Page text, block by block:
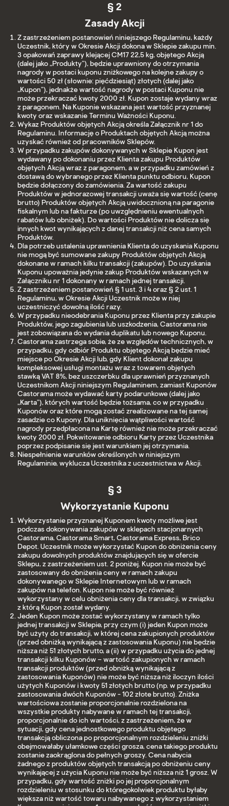
§ 2
Zasady Akcji
Z zastrzeżeniem postanowień niniejszego Regulaminu, każdy
Uczestnik, który w Okresie Akcji dokona w Sklepie zakupu min.
3 opakowań zaprawy klejącej CM17 22,5 kg, objętego Akcją
(dalej jako „Produkty”), będzie uprawniony do otrzymania
nagrody w postaci kuponu zniżkowego na kolejne zakupy o
wartości 50 zł (słownie: pięćdziesiąt) złotych (dalej jako
„Kupon”), jednakże wartość nagrody w postaci Kuponu nie
może przekraczać kwoty 2000 zł. Kupon zostaje wydany wraz
z paragonem. Na Kuponie wskazana jest wartość przyznanej
kwoty oraz wskazanie Terminu Ważności Kuponu.
Wykaz Produktów objętych Akcją określa Załącznik nr 1 do
Regulaminu. Informację o Produktach objętych Akcją można
uzyskać również od pracowników Sklepów.
W przypadku zakupów dokonywanych w Sklepie Kupon jest
wydawany po dokonaniu przez Klienta zakupu Produktów
objętych Akcją wraz z paragonem, a w przypadku zamówień z
dostawą do wybranego przez Klienta punktu odbioru, Kupon
będzie dołączony do zamówienia. Za wartość zakupu
Produktów w jednorazowej transakcji uważa się wartość (cenę
brutto) Produktów objętych Akcją uwidocznioną na paragonie
fiskalnym lub na fakturze (po uwzględnieniu ewentualnych
rabatów lub obniżek). Do wartości Produktów nie dolicza się
innych kwot wynikających z danej transakcji niż cena samych
Produktów.
Dla potrzeb ustalenia uprawnienia Klienta do uzyskania Kuponu
nie mogą być sumowane zakupy Produktów objętych Akcją
dokonane w ramach kilku transakcji (zakupów). Do uzyskania
Kuponu upoważnia jedynie zakup Produktów wskazanych w
Załączniku nr 1 dokonany w ramach jednej transakcji.
Z zastrzeżeniem postanowień § 1 ust. 3 i 4 oraz § 2 ust. 1
Regulaminu, w Okresie Akcji Uczestnik może w niej
uczestniczyć dowolną ilość razy.
W przypadku nieodebrania Kuponu przez Klienta przy zakupie
Produktów, jego zagubienia lub uszkodzenia, Castorama nie
jest zobowiązana do wydania duplikatu lub nowego Kuponu.
Castorama zastrzega sobie, że ze względów technicznych, w
przypadku, gdy odbiór Produktu objętego Akcją będzie mieć
miejsce po Okresie Akcji lub, gdy Klient dokonał zakupu
kompleksowej usługi montażu wraz z towarem objętych
stawką VAT 8%, bez uszczerbku dla uprawnień przyznanych
Uczestnikom Akcji niniejszym Regulaminem, zamiast Kuponów
Castorama może wydawać karty podarunkowe (dalej jako
„Karta”), których wartość będzie tożsama, co w przypadku
Kuponów oraz które mogą zostać zrealizowane na tej samej
zasadzie co Kupony. Dla uniknięcia wątpliwości wartość
nagrody przedpłacona na Kartę również nie może przekraczać
kwoty 2000 zł. Pokwitowanie odbioru Karty przez Uczestnika
poprzez podpisanie się jest warunkiem jej otrzymania.
Niespełnienie warunków określonych w niniejszym
Regulaminie, wyklucza Uczestnika z uczestnictwa w Akcji.
§ 3
Wykorzystanie Kuponu
Wykorzystanie przyznanej Kuponem kwoty możliwe jest
podczas dokonywania zakupów w sklepach stacjonarnych
Castorama, Castorama Smart, Castorama Express, Brico
Depot. Uczestnik może wykorzystać Kupon do obniżenia ceny
zakupu dowolnych produktów znajdujących się w ofercie
Sklepu, z zastrzeżeniem ust. 2 poniżej. Kupon nie może być
zastosowany do obniżenia ceny w ramach zakupu
dokonywanego w Sklepie Internetowym lub w ramach
zakupów na telefon. Kupon nie może być również
wykorzystany w celu obniżenia ceny dla transakcji, w związku
z którą Kupon został wydany.
Jeden Kupon może zostać wykorzystany w ramach tylko
jednej transakcji w Sklepie, przy czym (i) jeden Kupon może
być użyty do transakcji, w której cena zakupionych produktów
(przed obniżką wynikającą z zastosowania Kuponu) nie będzie
niższa niż 51 złotych brutto, a (ii) w przypadku użycia do jednej
transakcji kilku Kuponów – wartość zakupionych w ramach
transakcji produktów (przed obniżką wynikającą z
zastosowania Kuponów) nie może być niższa niż iloczyn ilości
użytych Kuponów i kwoty 51 złotych brutto (np. w przypadku
zastosowania dwóch Kuponów - 102 złote brutto). Zniżka
wartościowa zostanie proporcjonalnie rozdzielona na
wszystkie produkty nabywane w ramach tej transakcji,
proporcjonalnie do ich wartości, z zastrzeżeniem, że w
sytuacji, gdy cena jednostkowego produktu objętego
transakcją obliczona po proporcjonalnym rozdzieleniu zniżki
obejmowałaby ułamkowe części grosza, cena takiego produktu
zostanie zaokrąglona do pełnych groszy. Cena nabycia
żadnego z produktów objętych transakcją po obniżeniu ceny
wynikającej z użycia Kuponu nie może być niższa niż 1 grosz. W
przypadku, gdy wartość zniżki po jej proporcjonalnym
rozdzieleniu w stosunku do któregokolwiek produktu byłaby
większa niż wartość towaru nabywanego z wykorzystaniem